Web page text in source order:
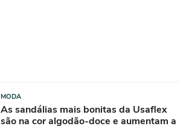
MODA
As sandálias mais bonitas da Usaflex
são na cor algodão-doce e aumentam a